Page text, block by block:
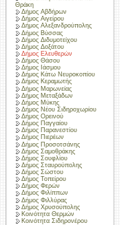
Θράκη
Δήμος Αβδήρων
Δήμος Αιγείρου
Δήμος Αλεξανδρούπολης
Δήμος Βύσσας
Δήμος Διδυμοτείχου
Δήμος Δοξάτου
Δήμος Ελευθερών
Δήμος Θάσου
Δήμος Ιάσμου
Δήμος Κάτω Νευροκοπίου
Δήμος Κεραμωτής
Δήμος Μαρωνείας
Δήμος Μεταξάδων
Δήμος Μύκης
Δήμος Νέου Σιδηροχωρίου
Δήμος Ορεινού
Δήμος Παγγαίου
Δήμος Παρανεστίου
Δήμος Πιερέων
Δήμος Προσοτσάνης
Δήμος Σαμοθράκης
Δήμος Σουφλίου
Δήμος Σταυρούπολης
Δήμος Σώστου
Δήμος Τοπείρου
Δήμος Φερών
Δήμος Φιλίππων
Δήμος Φιλλύρας
Δήμος Χρυσούπολης
Κοινότητα Θερμών
Κοινότητα Σιδηρονέρου